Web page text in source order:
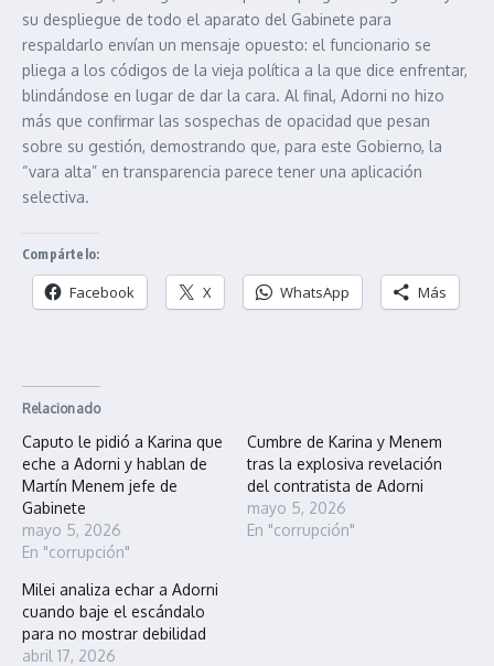
su despliegue de todo el aparato del Gabinete para
respaldarlo envían un mensaje opuesto: el funcionario se
pliega a los códigos de la vieja política a la que dice enfrentar,
blindándose en lugar de dar la cara. Al final, Adorni no hizo
más que confirmar las sospechas de opacidad que pesan
sobre su gestión, demostrando que, para este Gobierno, la
“vara alta” en transparencia parece tener una aplicación
selectiva.
Compártelo:
Facebook X WhatsApp Más
Relacionado
Caputo le pidió a Karina que
eche a Adorni y hablan de
Martín Menem jefe de
Gabinete
mayo 5, 2026
En "corrupción"
Cumbre de Karina y Menem
tras la explosiva revelación
del contratista de Adorni
mayo 5, 2026
En "corrupción"
Milei analiza echar a Adorni
cuando baje el escándalo
para no mostrar debilidad
abril 17, 2026